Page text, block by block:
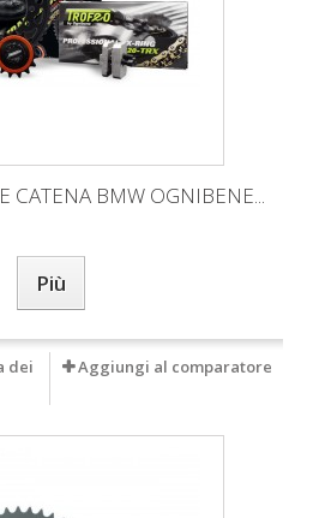
CATENA BMW OGNIBENE...
Più
dei
Aggiungi al comparatore